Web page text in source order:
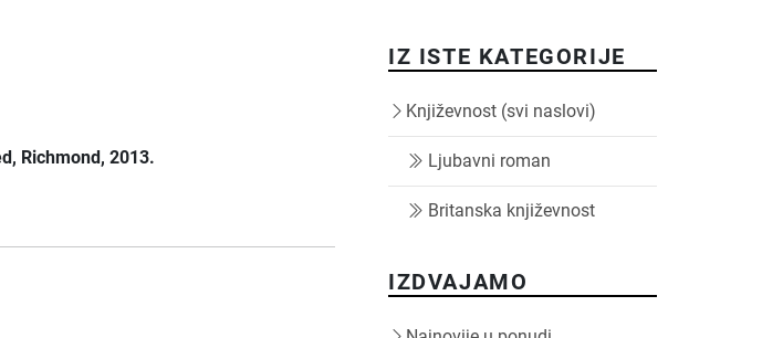
, Richmond, 2013.
IZ ISTE KATEGORIJE
Književnost (svi naslovi)
Ljubavni roman
Britanska književnost
IZDVAJAMO